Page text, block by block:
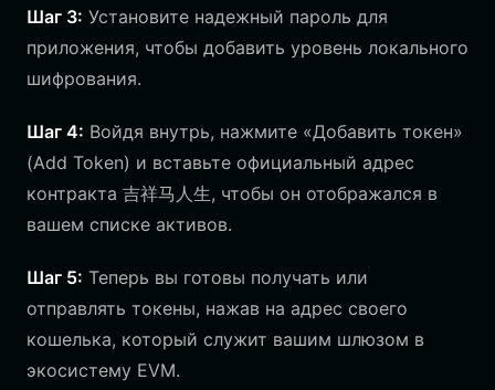
Шаг 3: Установите надежный пароль для
приложения, чтобы добавить уровень локального
шифрования.
Шаг 4: Войдя внутрь, нажмите «Добавить токен»
(Add Token) и вставьте официальный адрес
контракта 吉祥马人生, чтобы он отображался в
вашем списке активов.
Шаг 5: Теперь вы готовы получать или
отправлять токены, нажав на адрес своего
кошелька, который служит вашим шлюзом в
экосистему EVM.